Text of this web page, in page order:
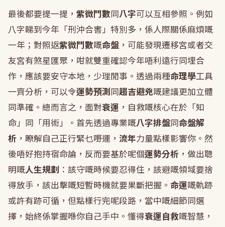
最後都要提一提， 紫微鬥數同八字可以互相參照。例如
八字睇到今年「刑沖合害」特別多，係人際關係麻煩嘅
一年；對照返紫微鬥數嘅命盤 ，可能發現遷移宮或者交
友宮有煞星匯聚，咁就雙重確認今年唔利遠行同埋合
作，應該要安守本地，少理閒事。透過兩種命理學工具
一齊分析，可以令運勢預測同趨吉避兇嘅建議更加立體
同準確。總而言之，面對衰運 ，自救嘅核心在於「知
命」同「用術」。首先透過專業嘅八字排盤同命盤解
析 ，瞭解自己正行緊乜嘢運， 流年力量點樣影響你。然
後唔好抱持宿命論，反而要基於呢個運勢分析 ，做出聰
明嘅人生規劃 ：該守嘅時候要忍得住，該避嘅領域要捨
得放手，該出擊嘅短暫時機就要果斷把握。 命運嘅軌跡
或許有跡可循，但點樣行完呢段路，當中嘅細節同選
擇，始終係掌握喺你自己手中。懂得衰運自救嘅智慧，